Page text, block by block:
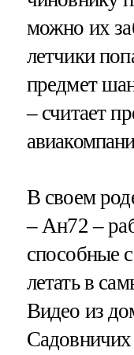
можно их
летчики
предмет
– считает
В своем
– Ан72 –
способные
летать в
Видео из
Садовничих